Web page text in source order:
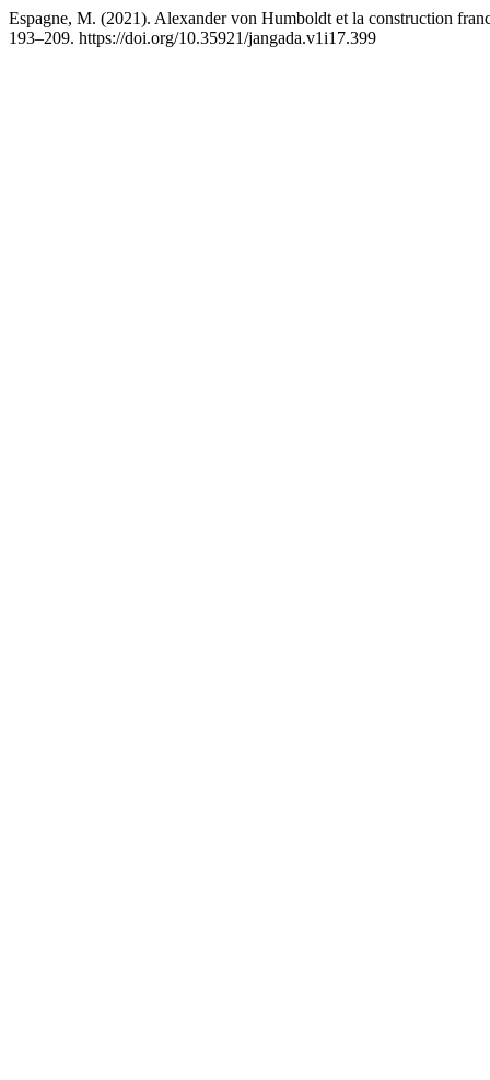
Espagne, M. (2021). Alexander von Humboldt et la construction
193–209. https://doi.org/10.35921/jangada.v1i17.399